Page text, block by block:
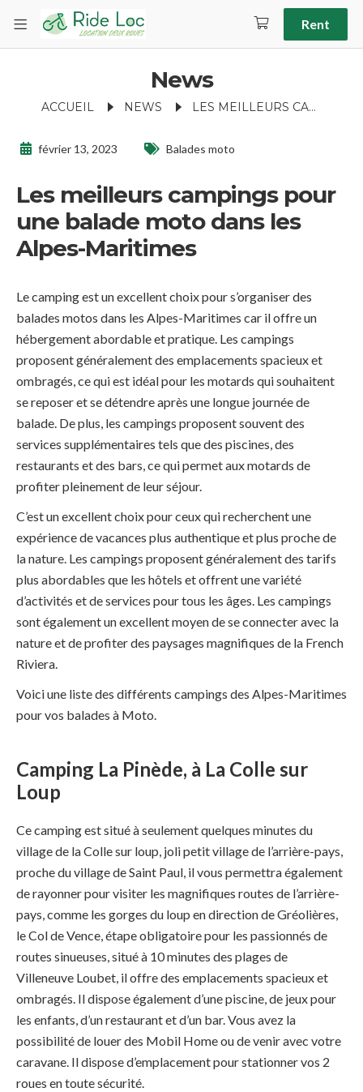
Rent
News
ACCUEIL NEWS LES MEILLEURS CAMPINGS POUR UNE BALADE MOTO DANS LES ALPES-MARITIMES
février 13, 2023 Balades moto
Les meilleurs campings pour
une balade moto dans les
Alpes-Maritimes
Le camping est un excellent choix pour s’organiser des
balades motos dans les Alpes-Maritimes car il offre un
hébergement abordable et pratique. Les campings
proposent généralement des emplacements spacieux et
ombragés, ce qui est idéal pour les motards qui souhaitent
se reposer et se détendre après une longue journée de
balade. De plus, les campings proposent souvent des
services supplémentaires tels que des piscines, des
restaurants et des bars, ce qui permet aux motards de
profiter pleinement de leur séjour.
C’est un excellent choix pour ceux qui recherchent une
expérience de vacances plus authentique et plus proche de
la nature. Les campings proposent généralement des tarifs
plus abordables que les hôtels et offrent une variété
d’activités et de services pour tous les âges. Les campings
sont également un excellent moyen de se connecter avec la
nature et de profiter des paysages magnifiques de la French
Riviera.
Voici une liste des différents campings des Alpes-Maritimes
pour vos balades à Moto.
Camping La Pinède, à La Colle sur
Loup
Ce camping est situé à seulement quelques minutes du
village de la Colle sur loup, joli petit village de l’arrière-pays,
proche du village de Saint Paul, il vous permettra également
de rayonner pour visiter les magnifiques routes de l’arrière-
pays, comme les gorges du loup en direction de Gréolières,
le Col de Vence, étape obligatoire pour les passionnés de
routes sinueuses, situé à 10 minutes des plages de
Villeneuve Loubet, il offre des emplacements spacieux et
ombragés. Il dispose également d’une piscine, de jeux pour
les enfants, d’un restaurant et d’un bar. Vous avez la
possibilité de louer des Mobil Home ou de venir avec votre
caravane. Il dispose d’emplacement pour stationner vos 2
roues en toute sécurité.